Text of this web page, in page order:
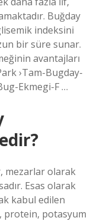
Buğday
indeksini
bir süre sunar.
avantajları
›Tam-Bugday-
Ekmegi-F …
mezarlar olarak
Esas olarak
kabul edilen
protein, potasyum